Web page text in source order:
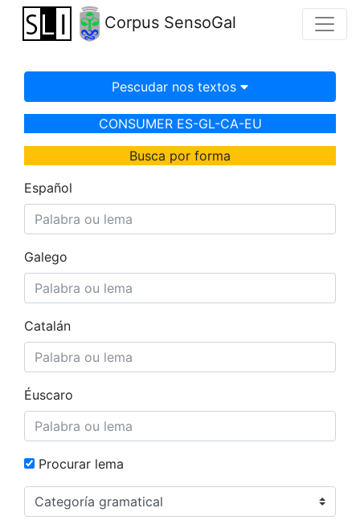
Corpus SensoGal
Pescudar nos textos
CONSUMER ES-GL-CA-EU
Busca por forma
Español
Galego
Catalán
Éuscaro
Procurar lema